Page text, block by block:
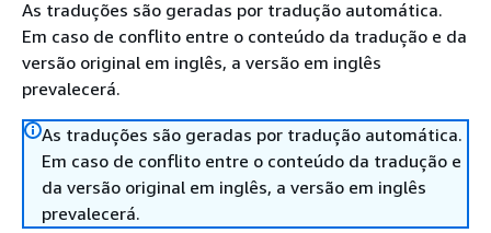
As traduções são geradas por tradução automática.
Em caso de conflito entre o conteúdo da tradução e da
versão original em inglês, a versão em inglês
prevalecerá.
As traduções são geradas por tradução automática.
Em caso de conflito entre o conteúdo da tradução e
da versão original em inglês, a versão em inglês
prevalecerá.